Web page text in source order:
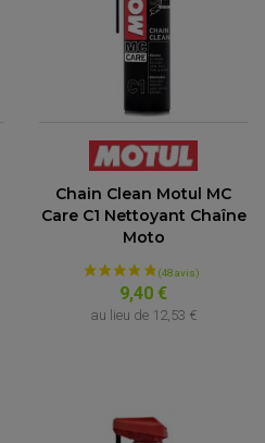
Chain Clean Motul MC
Care C1 Nettoyant Chaîne
Moto
9,40 €
au lieu de 12,53 €